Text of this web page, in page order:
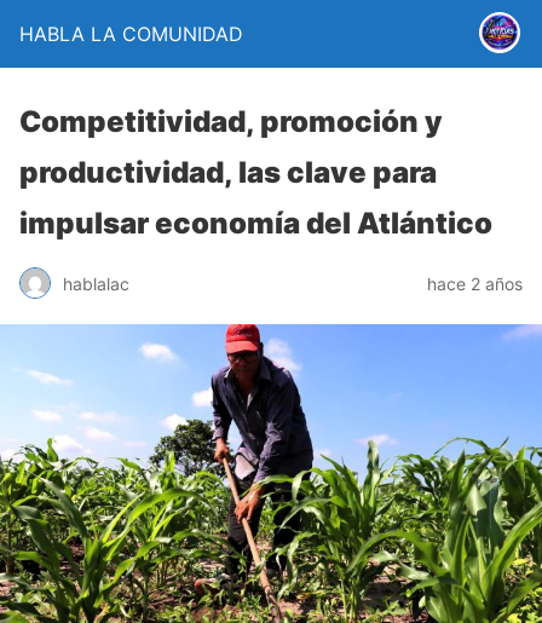
HABLA LA COMUNIDAD
Competitividad, promoción y
productividad, las clave para
impulsar economía del Atlántico
hablalac hace 2 años